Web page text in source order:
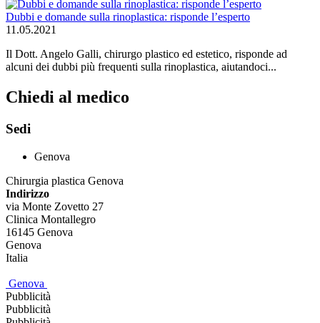
Dubbi e domande sulla rinoplastica: risponde l’esperto
11.05.2021
Il Dott. Angelo Galli, chirurgo plastico ed estetico, risponde ad
alcuni dei dubbi più frequenti sulla rinoplastica, aiutandoci...
Chiedi al medico
Sedi
Genova
Chirurgia plastica Genova
Indirizzo
via Monte Zovetto 27
Clinica Montallegro
16145 Genova
Genova
Italia
Genova
Pubblicità
Pubblicità